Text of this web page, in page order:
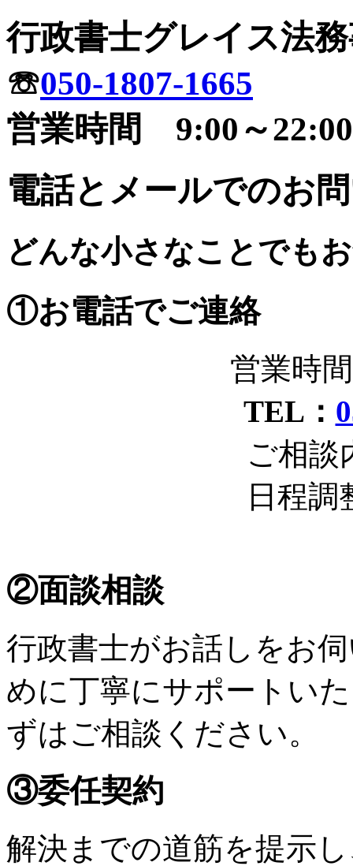
行政書士グレイス法
☏050-1807-1665
営業時間 9:00～22:00
電話とメールでのお
どんな小さなことでも
①お電話でご連絡
営業時
TEL：
ご相談
日程調
②面談相談
行政書士がお話しをお
めに丁寧にサポートい
ずはご相談ください。
③委任契約
解決までの道筋を提示